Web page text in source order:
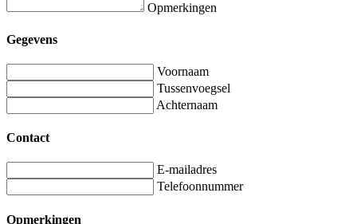
Opmerkingen
Gegevens
Voornaam
Tussenvoegsel
Achternaam
Contact
E-mailadres
Telefoonnummer
Opmerkingen